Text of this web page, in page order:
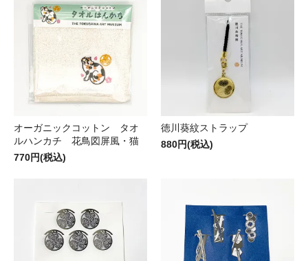
オーガニックコットン タオ
ルハンカチ 花鳥図屏風・猫
770円(税込)
徳川葵紋ストラップ
880円(税込)